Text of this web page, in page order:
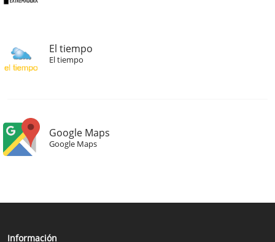
El tiempo
El tiempo
Google Maps
Google Maps
Información